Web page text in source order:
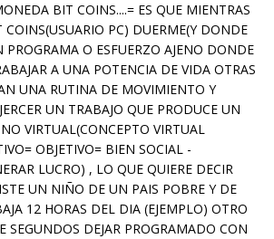
BIT COINS....= ES QUE MIENTRAS
PC) DUERME(Y DONDE
PROGRAMA O ESFUERZO AJENO DONDE
A UNA POTENCIA DE VIDA OTRAS
UNA RUTINA DE MOVIMIENTO Y
UN TRABAJO QUE PRODUCE UN
VIRTUAL(CONCEPTO VIRTUAL
OBJETIVO= BIEN SOCIAL -
LUCRO) , LO QUE QUIERE DECIR
UN NIÑO DE UN PAIS POBRE Y DE
12 HORAS DEL DIA (EJEMPLO) OTRO
SEGUNDOS DEJAR PROGRAMADO CON